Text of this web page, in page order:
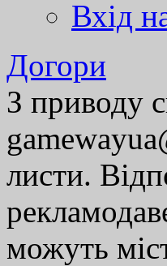
Вхід
Догори
З приводу
листи.
можуть